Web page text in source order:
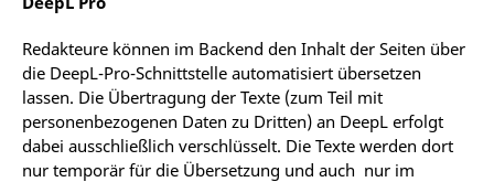
Redakteure können im Backend den Inhalt der Seiten über
die DeepL-Pro-Schnittstelle automatisiert übersetzen
lassen. Die Übertragung der Texte (zum Teil mit
personenbezogenen Daten zu Dritten) an DeepL erfolgt
dabei ausschließlich verschlüsselt. Die Texte werden dort
nur temporär für die Übersetzung und auch nur im